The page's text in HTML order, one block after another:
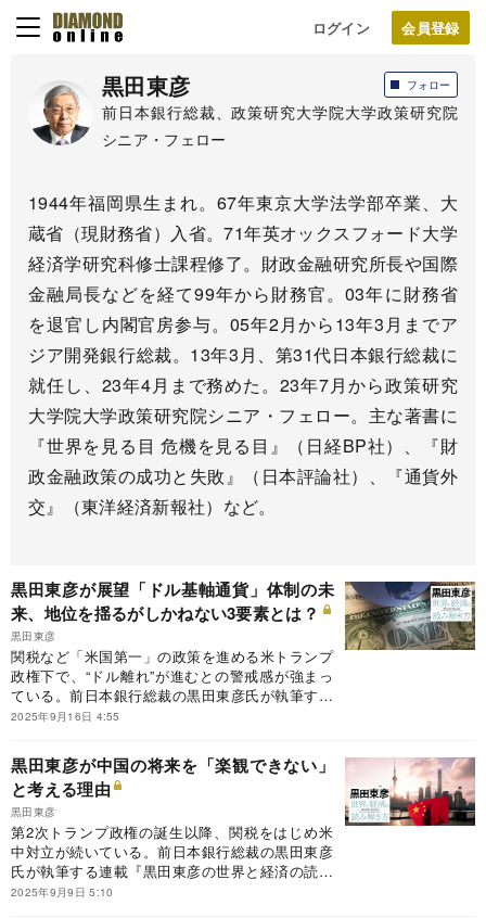
ログイン
フォロー
黒田東彦
前日本銀行総裁、政策研究大学院大学政策研究院
シニア・フェロー
1944年福岡県生まれ。67年東京大学法学部卒業、大
蔵省（現財務省）入省。71年英オックスフォード大学
経済学研究科修士課程修了。財政金融研究所長や国際
金融局長などを経て99年から財務官。03年に財務省
を退官し内閣官房参与。05年2月から13年3月までア
ジア開発銀行総裁。13年3月、第31代日本銀行総裁に
就任し、23年4月まで務めた。23年7月から政策研究
大学院大学政策研究院シニア・フェロー。主な著書に
『世界を見る目 危機を見る目』（日経BP社）、『財
政金融政策の成功と失敗』（日本評論社）、『通貨外
交』（東洋経済新報社）など。
黒田東彦が展望「ドル基軸通貨」体制の未
来、地位を揺るがしかねない3要素とは？
黒田東彦
関税など「米国第一」の政策を進める米トランプ
政権下で、“ドル離れ”が進むとの警戒感が強まっ
ている。前日本銀行総裁の黒田東彦氏が執筆する
連載『黒田東彦の世界と経済の読み解き方』の今
揺るがしかねない3要素とは？
2025年9月16日 4:55
黒田東彦が中国の将来を「楽観できない」
と考える理由
黒田東彦
第2次トランプ政権の誕生以降、関税をはじめ米
中対立が続いている。前日本銀行総裁の黒田東彦
氏が執筆する連載『黒田東彦の世界と経済の読み
解き方』の今回のテーマは、中国の将来。中国経
2025年9月9日 5:10